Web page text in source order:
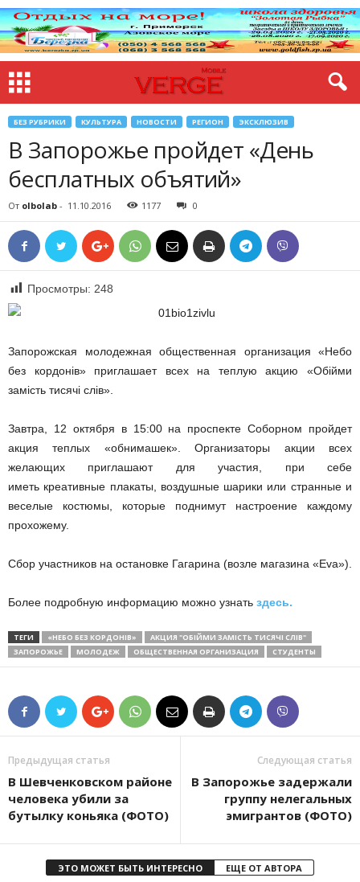
БЕЗ РУБРИКИ КУЛЬТУРА НОВОСТИ РЕГИОН ЭКСКЛЮЗИВ
В Запорожье пройдет «День
бесплатных объятий»
От olbolab - 11.10.2016 1177 0
Просмотры: 248
Запорожская молодежная общественная организация «Небо
без кордонів» приглашает всех на теплую акцию «Обійми
замість тисячі слів».
Завтра, 12 октября в 15:00 на проспекте Соборном пройдет
акция теплых «обнимашек». Организаторы акции всех
желающих приглашают для участия, при себе
иметь креативные плакаты, воздушные шарики или странные и
веселые костюмы, которые поднимут настроение каждому
прохожему.
Сбор участников на остановке Гагарина (возле магазина «Eva»).
Более подробную информацию можно узнать здесь.
ТЕГИ «НЕБО БЕЗ КОРДОНІВ»
АКЦИЯ "ОБІЙМИ ЗАМІСТЬ ТИСЯЧІ СЛІВ"
ЗАПОРОЖЬЕ
МОЛОДЕЖ ОБЩЕСТВЕННАЯ ОРГАНИЗАЦИЯ СТУДЕНТЫ
Предыдущая статья
В Шевченковском районе
человека убили за
бутылку коньяка (ФОТО)
Следующая статья
В Запорожье задержали
группу нелегальных
эмигрантов (ФОТО)
ЭТО МОЖЕТ БЫТЬ ИНТЕРЕСНО ЕЩЕ ОТ АВТОРА